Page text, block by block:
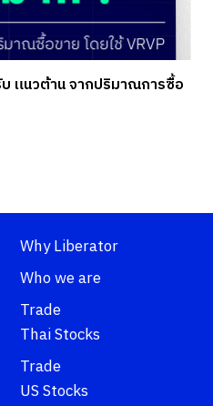
แนวต้าน จากปริมาณการซื้อ
Why Liberator
Who we are
Trade
Thai Stocks
Trade
US Stocks